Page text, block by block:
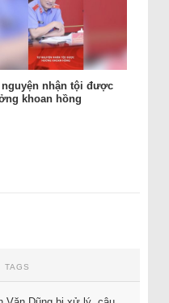
nhận tội được
khoan hồng
TAGS